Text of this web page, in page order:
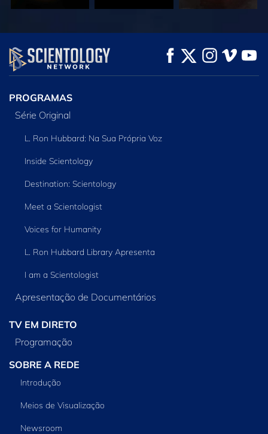
VEJA EXPLORE A SÉRIE
PROGRAMAS
Série Original
L. Ron Hubbard: Na Sua Própria Voz
Inside Scientology
Destination: Scientology
Meet a Scientologist
Voices for Humanity
L. Ron Hubbard Library Apresenta
I am a Scientologist
Apresentação de Documentários
TV EM DIRETO
Programação
SOBRE A REDE
Introdução
Meios de Visualização
Newsroom